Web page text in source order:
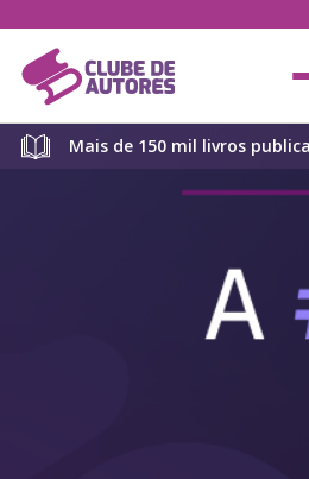
Mais de 150 mil livros